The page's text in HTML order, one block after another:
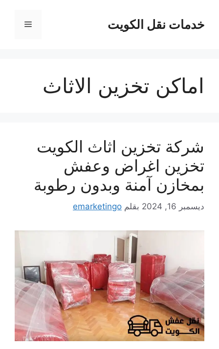
المحتوىخدمات نقل الكويت القائمة
اماكن تخزين الاثاث
شركة تخزين اثاث الكويت
تخزين اغراض وعفش
بمخازن آمنة وبدون رطوبة
ديسمبر 16, 2024 بقلم emarketingo